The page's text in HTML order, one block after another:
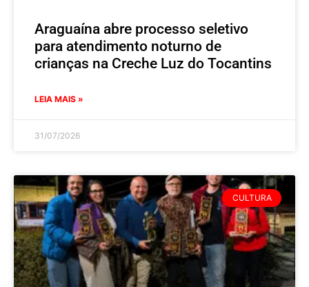
Araguaína abre processo seletivo
para atendimento noturno de
crianças na Creche Luz do Tocantins
LEIA MAIS »
31/07/2026
CULTURA